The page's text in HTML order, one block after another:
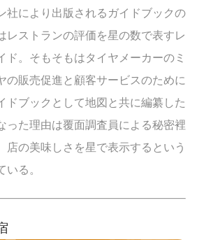
社により出版されるガイドブックの
レストランの評価を星の数で表すレ
ド。そもそもはタイヤメーカーのミ
の販売促進と顧客サービスのために
ドブックとして地図と共に編纂した
った理由は覆面調査員による秘密裡
店の美味しさを星で表示するという
る。